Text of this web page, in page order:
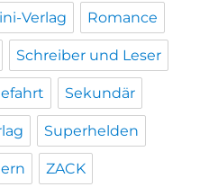
Verlag Romance
Schreiber und Leser
Sekundär
Superhelden
ZACK